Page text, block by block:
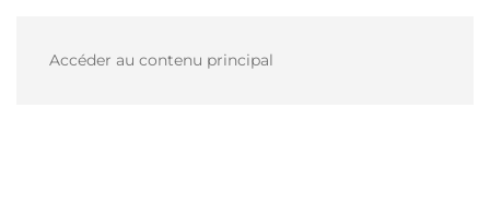
Accéder au contenu principal